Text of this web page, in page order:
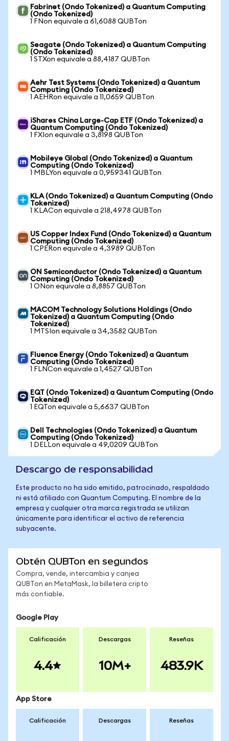
Fabrinet (Ondo Tokenized) a Quantum Computing
(Ondo Tokenized)
1 FNon equivale a 61,6088 QUBTon
Seagate (Ondo Tokenized) a Quantum Computing
(Ondo Tokenized)
1 STXon equivale a 88,4187 QUBTon
Aehr Test Systems (Ondo Tokenized) a Quantum
Computing (Ondo Tokenized)
1 AEHRon equivale a 11,0659 QUBTon
iShares China Large-Cap ETF (Ondo Tokenized) a
Quantum Computing (Ondo Tokenized)
1 FXIon equivale a 3,8198 QUBTon
Mobileye Global (Ondo Tokenized) a Quantum
Computing (Ondo Tokenized)
1 MBLYon equivale a 0,959341 QUBTon
KLA (Ondo Tokenized) a Quantum Computing (Ondo
Tokenized)
1 KLACon equivale a 218,4978 QUBTon
US Copper Index Fund (Ondo Tokenized) a Quantum
Computing (Ondo Tokenized)
1 CPERon equivale a 4,3989 QUBTon
ON Semiconductor (Ondo Tokenized) a Quantum
Computing (Ondo Tokenized)
1 ONon equivale a 8,8857 QUBTon
MACOM Technology Solutions Holdings (Ondo
Tokenized) a Quantum Computing (Ondo
Tokenized)
1 MTSIon equivale a 34,3582 QUBTon
Fluence Energy (Ondo Tokenized) a Quantum
Computing (Ondo Tokenized)
1 FLNCon equivale a 1,4527 QUBTon
EQT (Ondo Tokenized) a Quantum Computing (Ondo
Tokenized)
1 EQTon equivale a 5,6637 QUBTon
Dell Technologies (Ondo Tokenized) a Quantum
Computing (Ondo Tokenized)
1 DELLon equivale a 49,0209 QUBTon
Descargo de responsabilidad
Este producto no ha sido emitido, patrocinado, respaldado
ni está afiliado con Quantum Computing. El nombre de la
empresa y cualquier otra marca registrada se utilizan
únicamente para identificar el activo de referencia
subyacente.
Obtén QUBTon en segundos
Compra, vende, intercambia y canjea
QUBTon en MetaMask, la billetera cripto
más confiable.
Google Play
Calificación
4.4
Descargas
10M+
Reseñas
483.9K
App Store
Calificación Descargas Reseñas